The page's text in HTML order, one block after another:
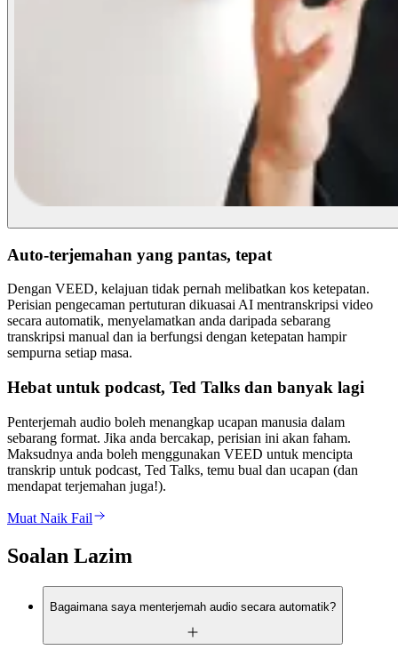
Auto-terjemahan yang pantas, tepat
Dengan VEED, kelajuan tidak pernah melibatkan kos ketepatan.
Perisian pengecaman pertuturan dikuasai AI mentranskripsi video
secara automatik, menyelamatkan anda daripada sebarang
transkripsi manual dan ia berfungsi dengan ketepatan hampir
sempurna setiap masa.
Hebat untuk podcast, Ted Talks dan banyak lagi
Penterjemah audio boleh menangkap ucapan manusia dalam
sebarang format. Jika anda bercakap, perisian ini akan faham.
Maksudnya anda boleh menggunakan VEED untuk mencipta
transkrip untuk podcast, Ted Talks, temu bual dan ucapan (dan
mendapat terjemahan juga!).
Muat Naik Fail
Soalan Lazim
Bagaimana saya menterjemah audio secara automatik?